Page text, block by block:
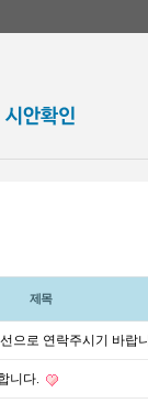
제목
으로 연락주시기 바랍
니다.